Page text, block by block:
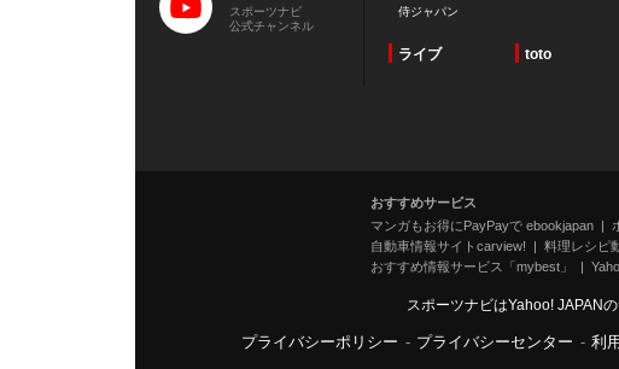
スポーツナビ
公式チャンネル
侍ジャパン
ライブ toto
おすすめサービス
マンガもお得にPayPayで ebookjapan
自動車情報サイトcarview!
料理レシピ
おすすめ情報サービス「mybest」
スポーツナビはYahoo! JAPAN
プライバシーポリシー - プライバシーセンター - 利